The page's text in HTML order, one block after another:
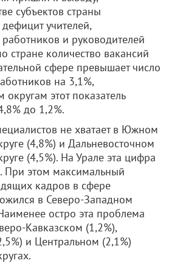
субъектов страны
учителей,
работников и руководителей
стране количество вакансий
сфере превышает число
на 3,1%,
этот показатель
до 1,2%.
не хватает в Южном
(4,8%) и Дальневосточном
(4,5%). На Урале эта цифра
При этом максимальный
кадров в сфере
в Северо-Западном
остро эта проблема
Кавказском (1,2%),
и Центральном (2,1%)